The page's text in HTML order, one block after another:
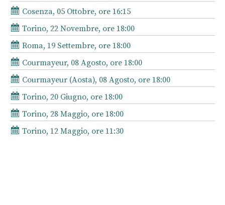
Cosenza, 05 Ottobre, ore 16:15
Torino, 22 Novembre, ore 18:00
Roma, 19 Settembre, ore 18:00
Courmayeur, 08 Agosto, ore 18:00
Courmayeur (Aosta), 08 Agosto, ore 18:00
Torino, 20 Giugno, ore 18:00
Torino, 28 Maggio, ore 18:00
Torino, 12 Maggio, ore 11:30